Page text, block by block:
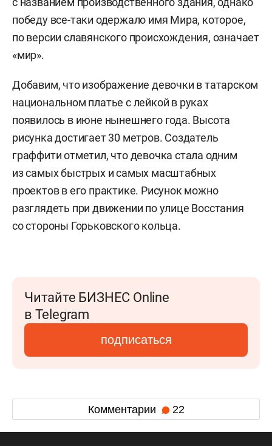
победу все-таки одержало имя Мира, которое,
по версии славянского происхождения, означает
«мир».
Добавим, что изображение девочки в татарском
национальном платье с лейкой в руках
появилось в июне нынешнего года. Высота
рисунка достигает 30 метров. Создатель
граффити отметил, что девочка стала одним
из самых быстрых и самых масштабных
проектов в его практике. Рисунок можно
разглядеть при движении по улице Восстания
со стороны Горьковского кольца.
Читайте БИЗНЕС Online
в Telegram
подписаться
Комментарии 22